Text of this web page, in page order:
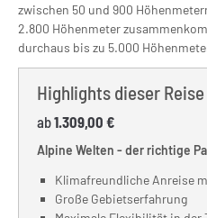
zwischen 50 und 900
2.800 Höhenmeter
durchaus bis zu 5.000
Highlights dieser Reise
ab1.309,00 €
Alpine Welten - der richtige
Klimafreundliche Anreise
Große Gebietserfahrung